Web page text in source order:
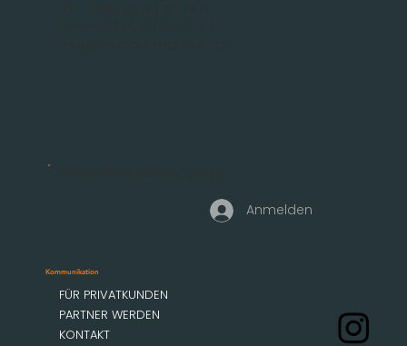
Kommunikation
FÜR PRIVATKUNDEN
PARTNER WERDEN
KONTAKT
Anmelden